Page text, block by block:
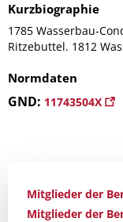
Kurzbiographie
1785 Wasserbau-
Ritzebuttel. 1812
Normdaten
GND: 11743504X
Mitglieder der
Mitglieder der